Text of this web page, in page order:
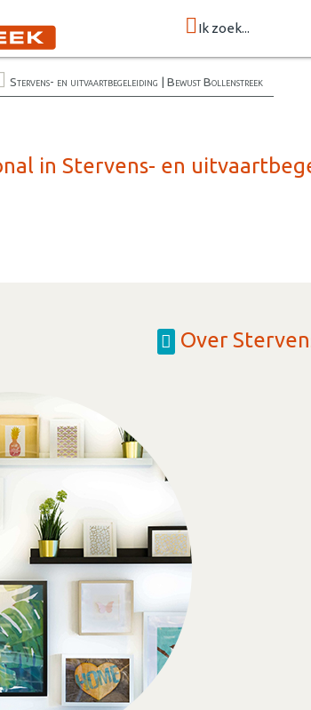
Ik zoek...
Stervens- en uitvaartbegeleiding | Bewust Bollenstreek
in Stervens- en
Over